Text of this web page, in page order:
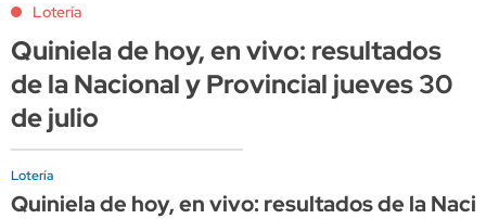
Lotería
Quiniela de hoy, en vivo: resultados
de la Nacional y Provincial jueves 30
de julio
Lotería
Quiniela de hoy, en vivo: resultados de la